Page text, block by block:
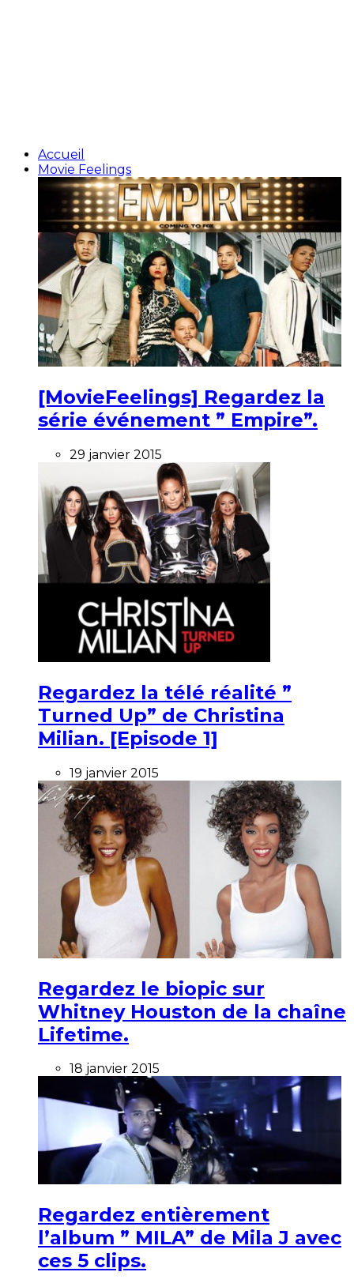
Accueil
Movie Feelings
[MovieFeelings] Regardez la
série événement ” Empire”.
29 janvier 2015
Regardez la télé réalité ”
Turned Up” de Christina
Milian. [Episode 1]
19 janvier 2015
Regardez le biopic sur
Whitney Houston de la chaîne
Lifetime.
18 janvier 2015
Regardez entièrement
l’album ” MILA” de Mila J avec
ces 5 clips.